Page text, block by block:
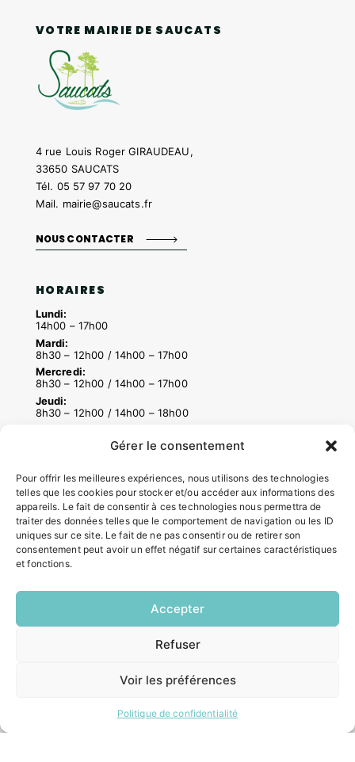
Gérer le consentement
Pour offrir les meilleures expériences, nous utilisons des technologies
telles que les cookies pour stocker et/ou accéder aux informations des
appareils. Le fait de consentir à ces technologies nous permettra de
traiter des données telles que le comportement de navigation ou les ID
uniques sur ce site. Le fait de ne pas consentir ou de retirer son
consentement peut avoir un effet négatif sur certaines caractéristiques
et fonctions.
Accepter
Refuser
Voir les préférences
Politique de confidentialité
VOTRE MAIRIE DE SAUCATS
4 rue Louis Roger GIRAUDEAU,
33650 SAUCATS
Tél. 05 57 97 70 20
Mail. mairie@saucats.fr
NOUS CONTACTER
HORAIRES
Lundi:
14h00 – 17h00
Mardi:
8h30 – 12h00 / 14h00 – 17h00
Mercredi:
8h30 – 12h00 / 14h00 – 17h00
Jeudi:
8h30 – 12h00 / 14h00 – 18h00
8h30 – 12h00 / 14h00 – 16h30
ACCÉS RAPIDES
Contacter la mairie
Pôle santé
Le Saucatais
Formalités administratives
Demander un composteur
Mentions légales